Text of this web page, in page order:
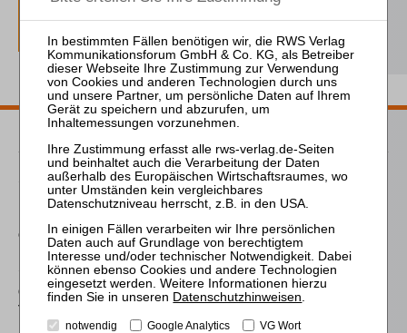
Passende Bücher
Schröder
Die Reform des
durch das MoMiG
Schlering
Organverantwortlichkeit
für die Steuerentrichtung
nach Insolvenzreife
Datenschutzhinweisen.
notwendig Google Analytics VG Wort